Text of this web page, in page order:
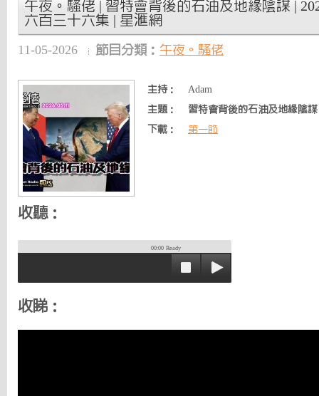
午夜。騷佬 | 習特會背後的石油及地緣陰謀 |
六百三十六集 | 星滙網
11-05-2026 節目分類： 午夜。騷佬
主持：
Adam
主題：
習特會背後的石油及地緣陰謀
下載：
第一節
收聽：
00:00 Ready
收睇：